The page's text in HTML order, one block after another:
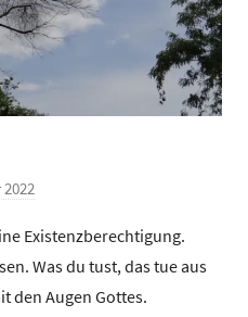
n
G
e
Existenzberechtigung.
Was du tust, das tue aus
den Augen Gottes.